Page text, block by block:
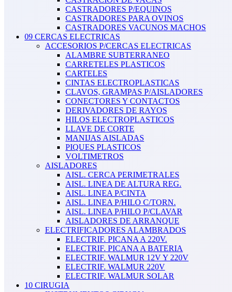
CASTRADORES P/EQUINOS
CASTRADORES PARA OVINOS
CASTRADORES VACUNOS MACHOS
09 CERCAS ELECTRICAS
ACCESORIOS P/CERCAS ELECTRICAS
ALAMBRE SUBTERRANEO
CARRETELES PLASTICOS
CARTELES
CINTAS ELECTROPLASTICAS
CLAVOS, GRAMPAS P/AISLADORES
CONECTORES Y CONTACTOS
DERIVADORES DE RAYOS
HILOS ELECTROPLASTICOS
LLAVE DE CORTE
MANIJAS AISLADAS
PIQUES PLASTICOS
VOLTIMETROS
AISLADORES
AISL. CERCA PERIMETRALES
AISL. LINEA DE ALTURA REG.
AISL. LINEA P/CINTA
AISL. LINEA P/HILO C/TORN.
AISL. LINEA P/HILO P/CLAVAR
AISLADORES DE ARRANQUE
ELECTRIFICADORES ALAMBRADOS
ELECTRIF. PICANA A 220V.
ELECTRIF. PICANA A BATERIA
ELECTRIF. WALMUR 12V Y 220V
ELECTRIF. WALMUR 220V
ELECTRIF. WALMUR SOLAR
10 CIRUGIA